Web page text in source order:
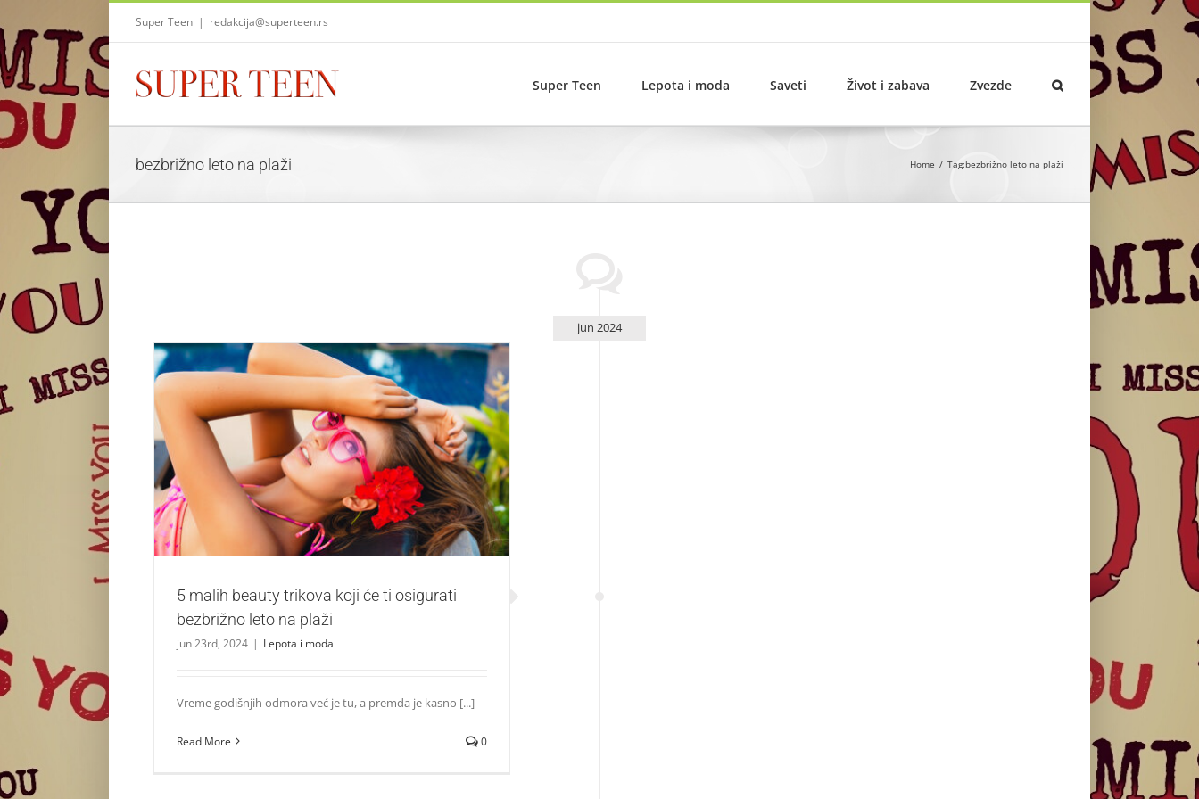
to
content
Super Teen | redakcija@superteen.rs
Super Teen Lepota i moda Saveti Život i zabava Zvezde
bezbrižno leto na plaži Home Tag:bezbrižno leto na plaži
jun 2024
5 malih beauty trikova koji će ti osigurati bezbrižno leto na
plaži
Lepota i moda
5 malih beauty trikova koji će ti osigurati
bezbrižno leto na plaži
jun 23rd, 2024 | Lepota i moda
Vreme godišnjih odmora već je tu, a premda je kasno [...]
Read More 0